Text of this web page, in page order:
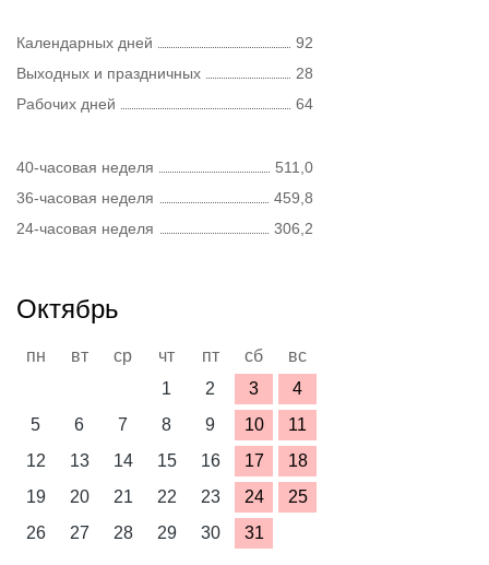
Календарных дней
92
Выходных и праздничных
28
Рабочих дней
64
40-часовая неделя
511,0
36-часовая неделя
459,8
24-часовая неделя
306,2
Октябрь
пн вт ср чт пт сб
вс
1
2 3
4
5
6 7 8 9 10
11
12
13 14 15 16 17
18
19
20 21 22 23 24
25
26
27 28 29 30 31